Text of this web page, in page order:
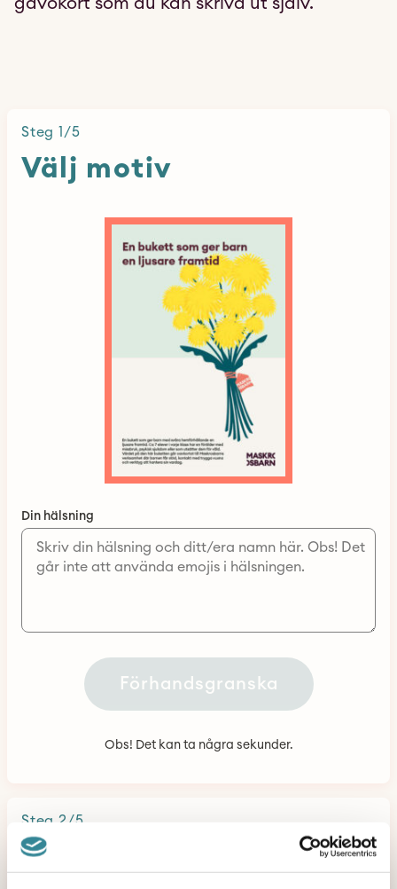
gåvokort som du kan skriva ut själv.
Steg 1 /5
Välj motiv
Motiv
Din hälsning
Förhandsgranska
Obs! Det kan ta några sekunder.
Steg 2 /5
Välj belopp